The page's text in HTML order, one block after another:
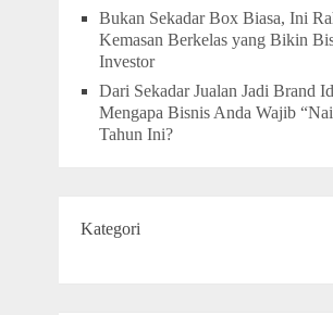
Bukan Sekadar Box Biasa, Ini
Kemasan Berkelas yang Bikin
Investor
Dari Sekadar Jualan Jadi Brand
Mengapa Bisnis Anda Wajib
Tahun Ini?
Kategori